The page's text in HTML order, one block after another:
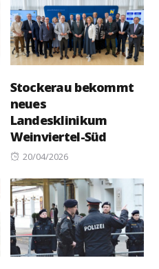
Stockerau bekommt
neues
Landesklinikum
Weinviertel-Süd
Posted
20/04/2026